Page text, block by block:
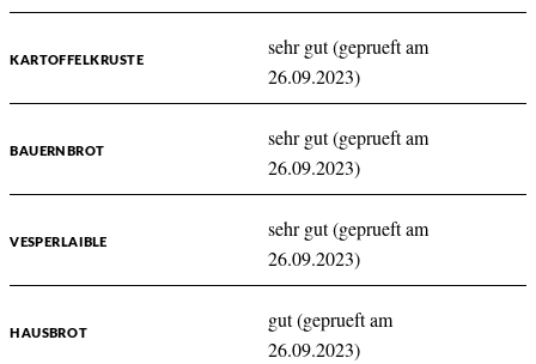
KARTOFFELKRUSTE
sehr gut (geprueft am
26.09.2023)
BAUERNBROT
sehr gut (geprueft am
26.09.2023)
VESPERLAIBLE
sehr gut (geprueft am
26.09.2023)
HAUSBROT
gut (geprueft am
26.09.2023)